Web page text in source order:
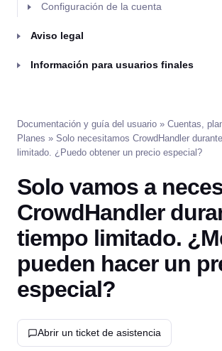
Configuración de la cuenta
Aviso legal
Información para usuarios finales
Documentación y guía del usuario » Cuentas,
Planes » Solo necesitamos CrowdHandler
limitado. ¿Puedo obtener un precio especial?
Solo vamos a
CrowdHandler
tiempo limitado.
pueden hacer un
especial?
Abrir un ticket de asistencia